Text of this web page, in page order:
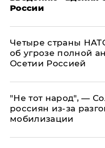
России
Четыре страны
об угрозе полной
Осетии Россией
​"Не тот народ", —
россиян из-за
мобилизации